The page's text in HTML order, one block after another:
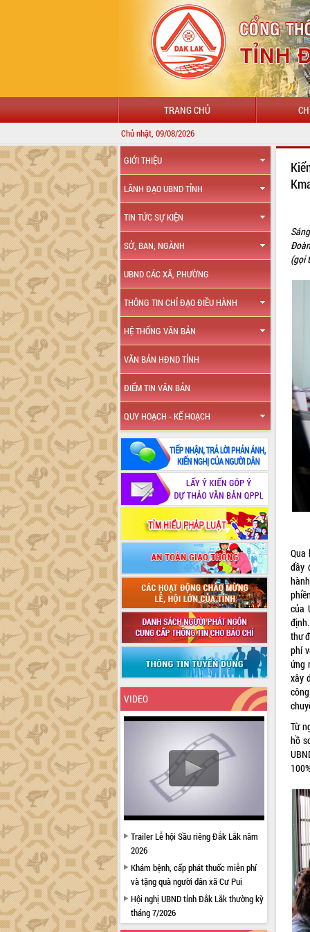
TRANG CHỦ
Chủ nhật, 09/08/2026
GIỚI THIỆU
LÃNH ĐẠO UBND TỈNH
TIN TỨC SỰ KIỆN
SỞ, BAN, NGÀNH
UBND CÁC XÃ, PHƯỜNG
THÔNG TIN CHỈ ĐẠO ĐIỀU HÀNH
HỆ THỐNG VĂN BẢN
VĂN BẢN HĐND TỈNH
ĐIỂM TIN VĂN BẢN
QUY HOẠCH - KẾ HOẠCH
VIDEO
Trailer Lễ hội Sầu riêng Đắk Lắk năm
2026
Khám bệnh, cấp phát thuốc miễn phí
và tặng quà người dân xã Cư Pui
Hội nghị UBND tỉnh Đắk Lắk thường kỳ
tháng 7/2026
(gọi
Qua
đầy
của
thư
phí
ứng
xây
Từ
hồ